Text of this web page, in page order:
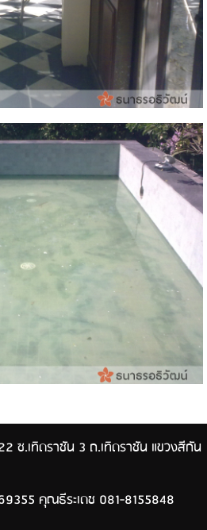
.เทิดราชัน 3 ถ.เทิดราชัน แขวงสีกัน
คุณธีระเดช 081-8155848